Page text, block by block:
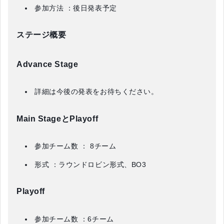
参加方法 ：後日発表予定
ステージ概要
Advance Stage
詳細は今後の発表をお待ちください。
Main StageとPlayoff
参加チーム数 ： 8チーム
形式 ：ラウンドロビン形式、BO3
Playoff
参加チーム数 ：6チーム